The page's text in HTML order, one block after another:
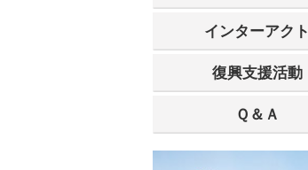
インターアクト
復興支援活動
Ｑ＆Ａ